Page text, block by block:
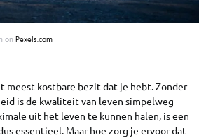
on Pexels.com
meest kostbare bezit dat je hebt. Zonder
is de kwaliteit van leven simpelweg
uit het leven te kunnen halen, is een
essentieel. Maar hoe zorg je ervoor dat